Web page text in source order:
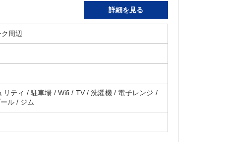
詳細を見る
周辺
リティ / 駐車場 / Wifi / TV / 洗濯機 / 電子レンジ /
ル / ジム